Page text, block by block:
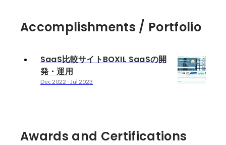
Accomplishments / Portfolio
SaaS比較サイトBOXIL SaaSの開
発・運用
Dec 2022 -Jul 2023
Awards and Certifications